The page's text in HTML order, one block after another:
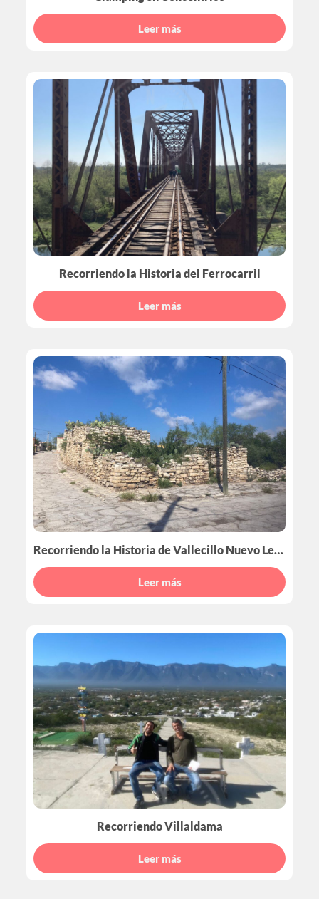
Leer más
Recorriendo la Historia del Ferrocarril
Leer más
Recorriendo la Historia de Vallecillo Nuevo León
Leer más
Recorriendo Villaldama
Leer más